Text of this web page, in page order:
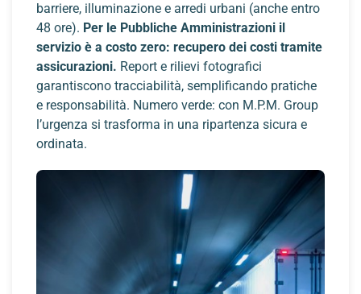
barriere, illuminazione e arredi urbani (anche entro
48 ore). Per le Pubbliche Amministrazioni il
servizio è a costo zero: recupero dei costi tramite
assicurazioni. Report e rilievi fotografici
garantiscono tracciabilità, semplificando pratiche
e responsabilità. Numero verde: con M.P.M. Group
l’urgenza si trasforma in una ripartenza sicura e
ordinata.